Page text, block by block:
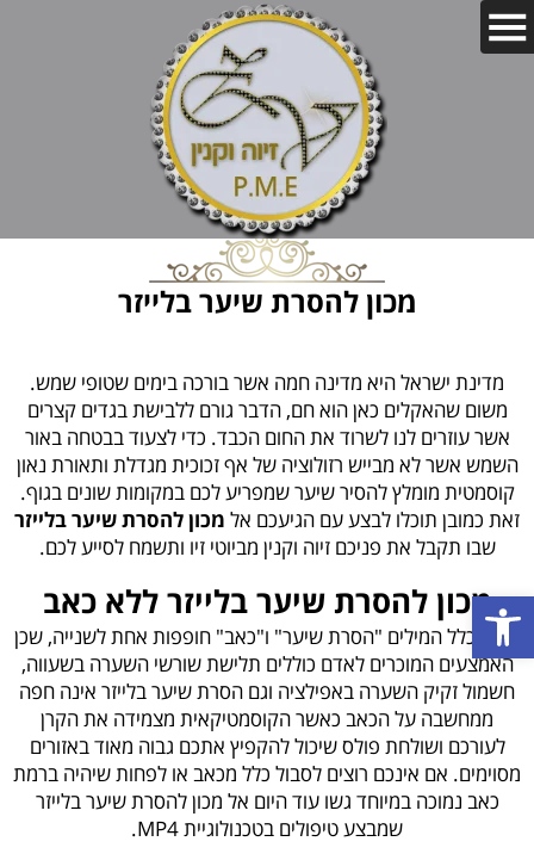
פתח סרגל נגישות
מכון להסרת שיער בלייזר
מדינת ישראל היא מדינה חמה אשר בורכה בימים שטופי שמש.
משום שהאקלים כאן הוא חם, הדבר גורם ללבישת בגדים קצרים
אשר עוזרים לנו לשרוד את החום הכבד. כדי לצעוד בבטחה באור
השמש אשר לא מבייש רזולוציה של אף זכוכית מגדלת ותאורת נאון
קוסמטית מומלץ להסיר שיער שמפריע לכם במקומות שונים בגוף.
זאת כמובן תוכלו לבצע עם הגיעכם אל מכון להסרת שיער בלייזר
שבו תקבל את פניכם זיוה וקנין מביוטי זיו ותשמח לסייע לכם.
מכון להסרת שיער בלייזר ללא כאב
בדרך כלל המילים "הסרת שיער" ו"כאב" חופפות אחת לשנייה, שכן
האמצעים המוכרים לאדם כוללים תלישת שורשי השערה בשעווה,
חשמול זקיק השערה באפילציה וגם הסרת שיער בלייזר אינה חפה
ממחשבה על הכאב כאשר הקוסמטיקאית מצמידה את הקרן
לעורכם ושולחת פולס שיכול להקפיץ אתכם גבוה מאוד באזורים
מסוימים. אם אינכם רוצים לסבול כלל מכאב או לפחות שיהיה ברמת
כאב נמוכה במיוחד גשו עוד היום אל מכון להסרת שיער בלייזר
שמבצע טיפולים בטכנולוגיית MP4.